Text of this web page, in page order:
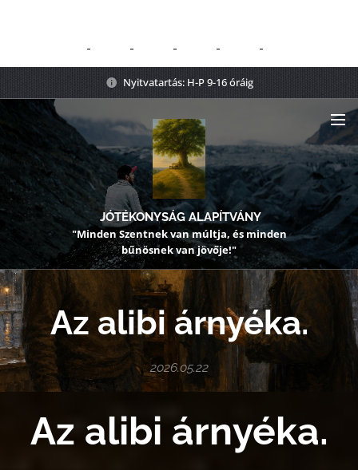
Nyitvatartás: H-P 9-16 óráig
JÓTÉKONYSÁG ALAPÍTVÁNY
"Minden Szentnek van múltja, és minden
bűnösnek van jövője!"
Az alibi árnyéka.
2026.05.22
Az alibi árnyéka.